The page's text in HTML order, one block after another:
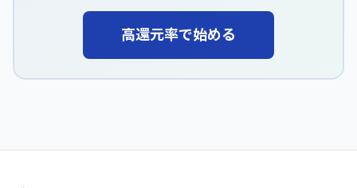
高還元率で始める